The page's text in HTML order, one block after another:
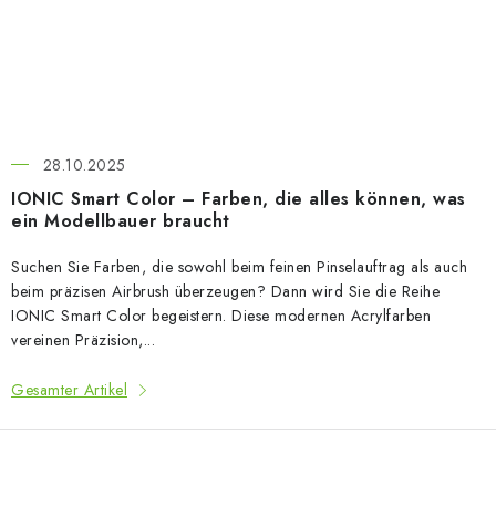
IONIC Smart Color – Farben, die alles können, was
ein Modellbauer braucht
28.10.2025
Suchen Sie Farben, die sowohl beim feinen Pinselauftrag als auch
beim präzisen Airbrush überzeugen? Dann wird Sie die Reihe
IONIC Smart Color begeistern. Diese modernen Acrylfarben
vereinen Präzision,...
Gesamter Artikel